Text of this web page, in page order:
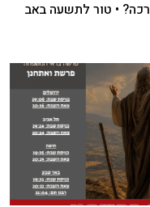
• טור לתשעה באב